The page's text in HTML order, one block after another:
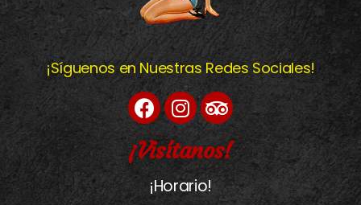
¡Síguenos en Nuestras Redes Sociales!
¡Visítanos!
¡Horario!